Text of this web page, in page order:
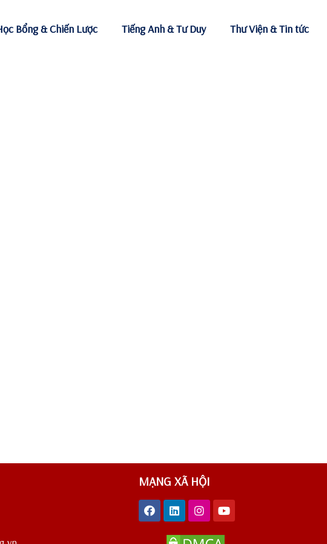
Bổng & Chiến Lược Tiếng Anh & Tư Duy Thư Viện & Tin tức
MẠNG XÃ HỘI